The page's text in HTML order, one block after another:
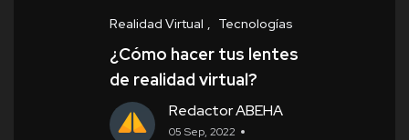
Realidad Virtual Tecnologías
¿Cómo hacer tus lentes
de realidad virtual?
Redactor ABEHA
05 Sep, 2022